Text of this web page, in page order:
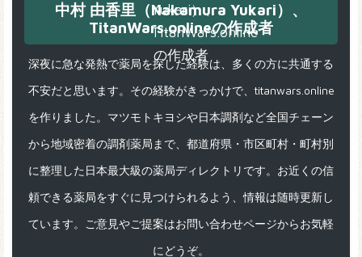
中村 由香里（Nakamura Yukari）、
TitanWars.onlineの作成者
深夜に急な発熱で薬局を探した経験は、多くの方に共通する
不安だと思います。その経験がきっかけで、titanwars.online
を作りました。マツモトキヨシや日本調剤など全国チェーン
から地域密着の調剤薬局まで、都道府県・市区町村・町村別
に整理した日本最大級の薬局ディレクトリです。お近くの信
頼できる薬局をすぐに見つけられるよう、情報は随時更新し
ています。ご意見やご提案はお問い合わせページからお気軽
にどうぞ。